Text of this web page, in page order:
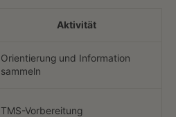
Aktivität
Orientierung und Information
sammeln
TMS-Vorbereitung